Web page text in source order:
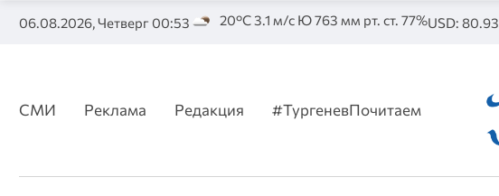
06.08.2026, Четверг 00:53 20°C 3.1 м/с Ю 763 мм рт. ст. 77%USD: 80.93
СМИ Реклама Редакция #ТургеневПочитаем